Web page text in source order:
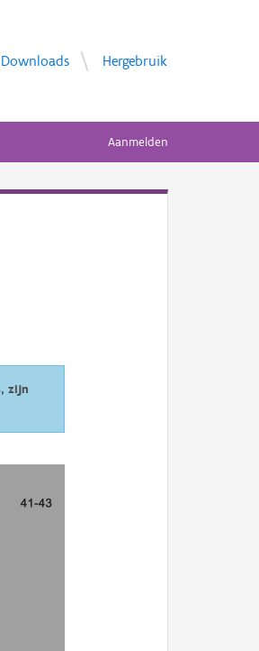
Downloads Hergebruik
Aanmelden
zijn